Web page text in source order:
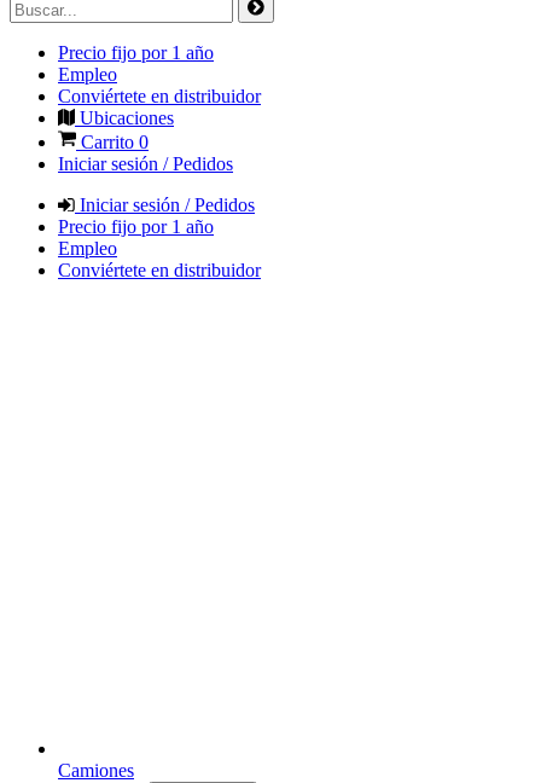
Precio fijo por 1 año
Empleo
Conviértete en distribuidor
Ubicaciones
Carrito 0
Iniciar sesión / Pedidos
Iniciar sesión / Pedidos
Precio fijo por 1 año
Empleo
Conviértete en distribuidor
Camiones